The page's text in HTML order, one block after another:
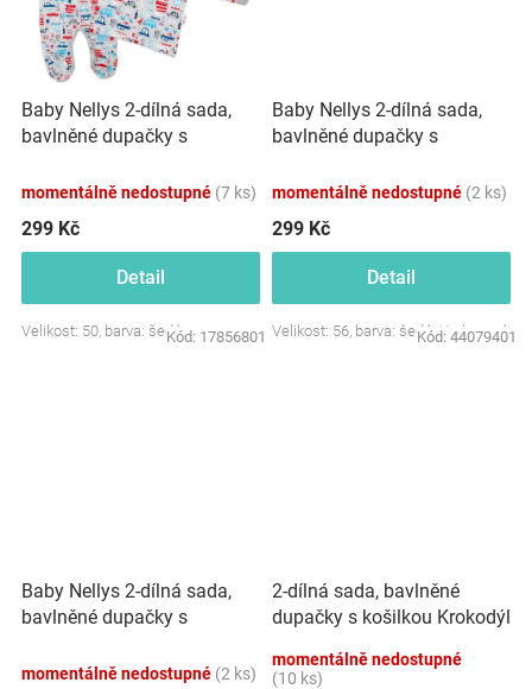
Přihlášení
Baby Nellys 2-dílná sada,
bavlněné dupačky s
momentálně nedostupné (7 ks)
299 Kč
Detail
Velikost: 50, barva: šedáKód: 17856801
Baby Nellys 2-dílná sada,
bavlněné dupačky s
momentálně nedostupné (2 ks)
299 Kč
Detail
Velikost: 56, barva: šedá / tyrkysová
Kód: 44079401
Baby Nellys 2-dílná sada,
bavlněné dupačky s
momentálně nedostupné (2 ks)
2-dílná sada, bavlněné
dupačky s košilkou Krokodýl
momentálně nedostupné
(10 ks)